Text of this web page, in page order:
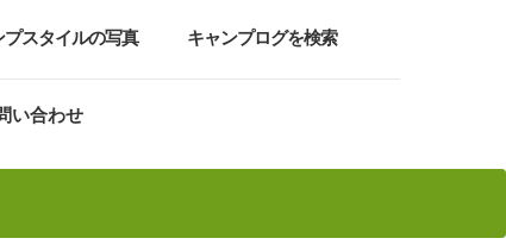
プスタイルの写真 キャンプログを検索
い合わせ